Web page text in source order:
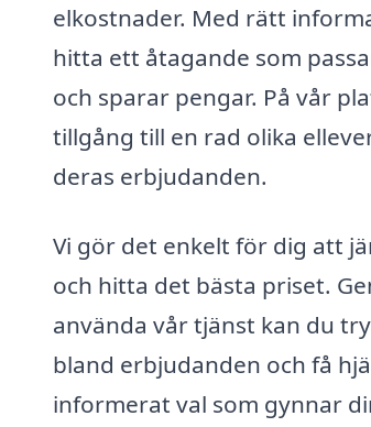
elkostnader. Med rätt
hitta ett åtagande som
och sparar pengar. På vår
tillgång till en rad olika
deras erbjudanden.
Vi gör det enkelt för dig att
och hitta det bästa priset.
använda vår tjänst kan du
bland erbjudanden och få
informerat val som gynnar